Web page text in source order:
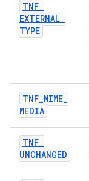
TNF_
EXTERNAL_
TYPE
TNF_MIME_
MEDIA
TNF_
UNCHANGED